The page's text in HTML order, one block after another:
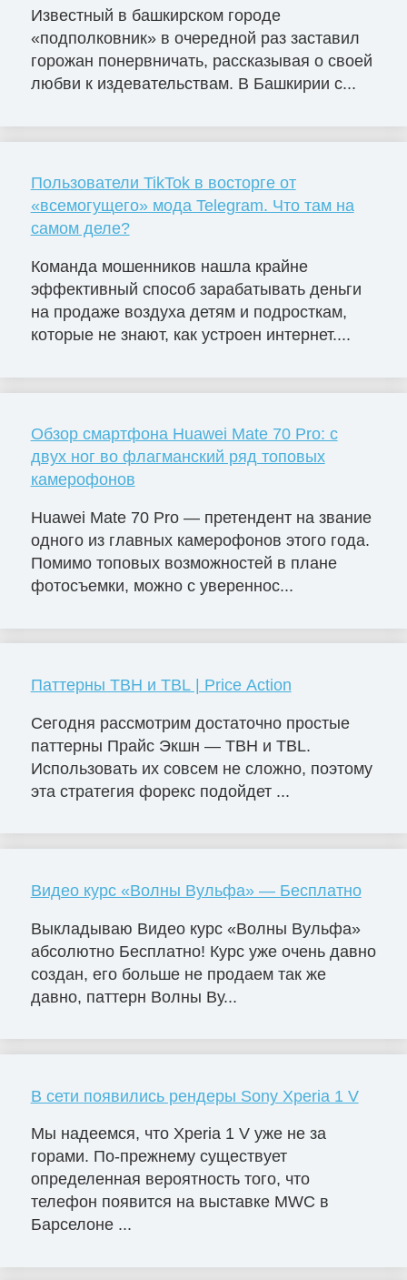
Известный в башкирском городе
«подполковник» в очередной раз заставил
горожан понервничать, рассказывая о своей
любви к издевательствам. В Башкирии с...
Пользователи TikTok в восторге от
«всемогущего» мода Telegram. Что там на
самом деле?
Команда мошенников нашла крайне
эффективный способ зарабатывать деньги
на продаже воздуха детям и подросткам,
которые не знают, как устроен интернет....
Обзор смартфона Huawei Mate 70 Pro: с
двух ног во флагманский ряд топовых
камерофонов
Huawei Mate 70 Pro — претендент на звание
одного из главных камерофонов этого года.
Помимо топовых возможностей в плане
фотосъемки, можно с увереннос...
Паттерны TBH и TBL | Price Action
Сегодня рассмотрим достаточно простые
паттерны Прайс Экшн — TBH и TBL.
Использовать их совсем не сложно, поэтому
эта стратегия форекс подойдет ...
Видео курс «Волны Вульфа» — Бесплатно
Выкладываю Видео курс «Волны Вульфа»
абсолютно Бесплатно! Курс уже очень давно
создан, его больше не продаем так же
давно, паттерн Волны Ву...
В сети появились рендеры Sony Xperia 1 V
Мы надеемся, что Xperia 1 V уже не за
горами. По-прежнему существует
определенная вероятность того, что
телефон появится на выставке MWC в
Барселоне ...